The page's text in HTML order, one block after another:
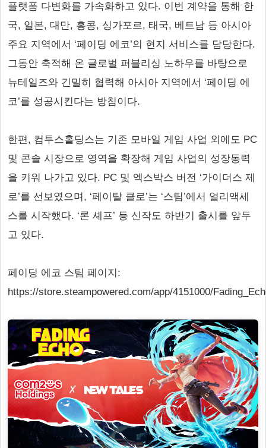
플랫폼 다변화를 가속화하고 있다. 이번 계약을 통해 한
국, 일본, 대만, 홍콩, 싱가포르, 태국, 베트남 등 아시아
주요 지역에서 ‘페이딩 에코’의 현지 서비스를 담당한다.
그동안 축적해 온 글로벌 퍼블리싱 노하우를 바탕으로
뉴테일즈와 긴밀히 협력해 아시아 지역에서 ‘페이딩 에
코’를 성공시킨다는 방침이다.
한편, 컴투스홀딩스는 기존 모바일 게임 사업 외에도 PC
및 콘솔 시장으로 영역을 확장해 게임 사업의 성장동력
을 키워 나가고 있다. PC 및 엑스박스 버전 ‘가이더스 제
로’를 선보였으며, ‘페이탈 클로’는 ‘스팀’에서 얼리액세
스를 시작했다. ‘론 셰프’ 등 신작도 하반기 출시를 앞두
고 있다.
페이딩 에코 스팀 페이지:
https://store.steampowered.com/app/4151000/